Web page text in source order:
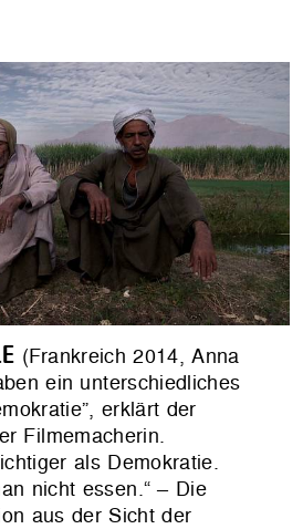
(Frankreich 2014, Anna
ein unterschiedliches
erklärt der
Filmemacherin.
als Demokratie.
nicht essen.“ – Die
aus der Sicht der